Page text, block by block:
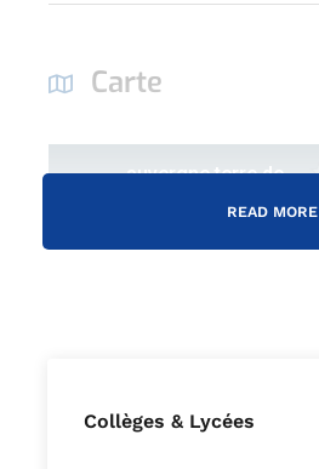
Collèges & Lycées
Carte
READ MORE